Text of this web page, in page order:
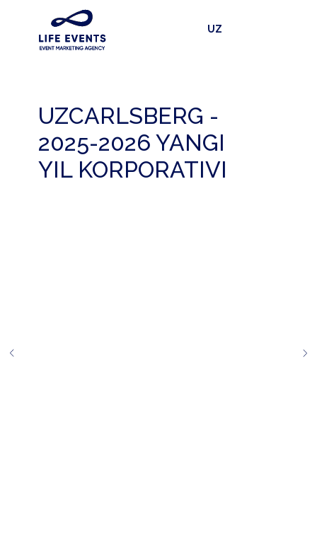
UZ
UZCARLSBERG -
2025-2026 YANGI
YIL KORPORATIVI